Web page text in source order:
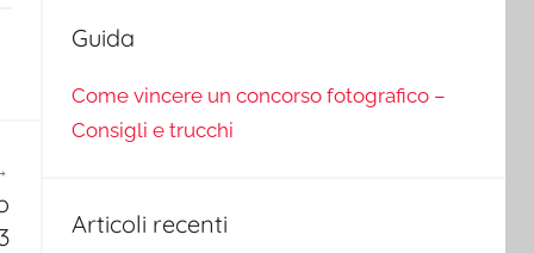
Guida
Come vincere un concorso fotografico –
Consigli e trucchi
Articoli recenti